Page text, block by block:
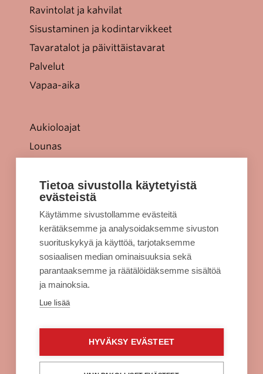
Ravintolat ja kahvilat
Sisustaminen ja kodintarvikkeet
Tavaratalot ja päivittäistavarat
Palvelut
Vapaa-aika
Aukioloajat
Lounas
Jellonaparkki lapsille
Kulkuyhteydet
Rekisteriseloste
Evästeet
Sellon intra
Alko Espoo
Citymarket Espoo
Clas Ohlson Espoo
Tietoa sivustolla käytetyistä
evästeistä
Käytämme sivustollamme evästeitä
kerätäksemme ja analysoidaksemme sivuston
suorituskykyä ja käyttöä, tarjotaksemme
sosiaalisen median ominaisuuksia sekä
parantaaksemme ja räätälöidäksemme sisältöä
ja mainoksia.
Lue lisää
HYVÄKSY EVÄSTEET